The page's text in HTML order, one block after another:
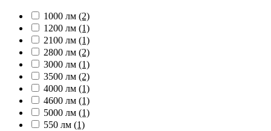
1000 лм (2)
1200 лм (1)
2100 лм (1)
2800 лм (2)
3000 лм (1)
3500 лм (2)
4000 лм (1)
4600 лм (1)
5000 лм (1)
550 лм (1)